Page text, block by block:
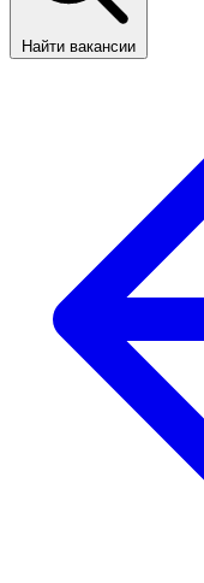
Найти вакансии